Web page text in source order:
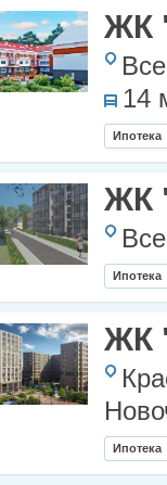
ЖК
14
Ипотека
ЖК
Ипотека
ЖК
Ипотека